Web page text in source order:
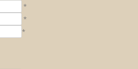
*
*
*